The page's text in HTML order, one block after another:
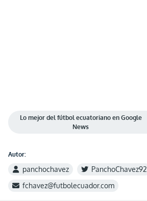
Lo mejor del fútbol ecuatoriano en Google
News
Autor:
panchochavez
PanchoChavez92
fchavez@futbolecuador.com